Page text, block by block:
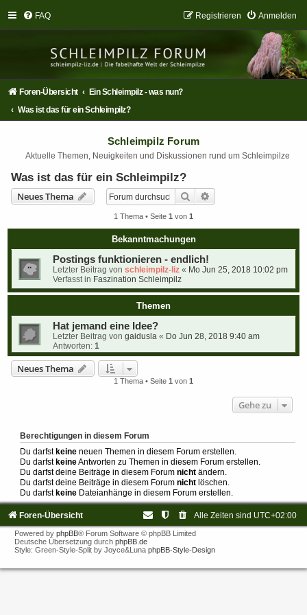
FAQ Anmelden
Registrieren
Foren-Übersicht
Ein Schleimpilz - was nun?
Was ist das für ein Schleimpilz?
Schleimpilz Forum
Aktuelle Themen, Neuigkeiten und Diskussionen rund um Schleimpilze
Was ist das für ein Schleimpilz?
Neues Thema
Suche
1 Thema • Seite 1 von 1
Bekanntmachungen
Postings funktionieren - endlich!
Letzter Beitrag von schleimpilz-liz « Mo Jun 25, 2018 10:02 pm
Verfasst in Faszination Schleimpilz
Themen
Hat jemand eine Idee?
Letzter Beitrag von gaidusla « Do Jun 28, 2018 9:40 am
Antworten: 1
Neues Thema
1 Thema • Seite 1 von 1
Gehe zu
Berechtigungen in diesem Forum
Du darfst keine neuen Themen in diesem Forum erstellen.
Du darfst keineAntworten zu Themen in diesem Forum erstellen.
Du darfst deine Beiträge in diesem Forum nicht ändern.
Du darfst deine Beiträge in diesem Forum nicht löschen.
Du darfst keine Dateianhänge in diesem Forum erstellen.
Foren-Übersicht Alle Zeiten sind UTC+02:00
Powered by phpBB® Forum Software © phpBB Limited
Deutsche Übersetzung durch phpBB.de
Style: Green-Style-Split by Joyce&Luna phpBB-Style-Design